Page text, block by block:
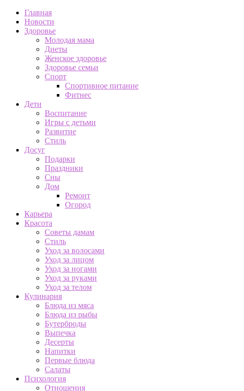
Главная
Новости
Здоровье
Молодая мама
Диеты
Женское здоровье
Здоровье семьи
Спорт
Спортивное питание
Фитнес
Дети
Воспитание
Игры с детьми
Развитие
Стиль
Досуг
Подарки
Праздники
Сны
Дом
Ремонт
Огород
Карьера
Красота
Советы дамам
Стиль
Уход за волосами
Уход за лицом
Уход за ногами
Уход за руками
Уход за телом
Кулинария
Блюда из мяса
Блюда из рыбы
Бутерброды
Выпечка
Десерты
Напитки
Первые блюда
Салаты
Психология
Отношения